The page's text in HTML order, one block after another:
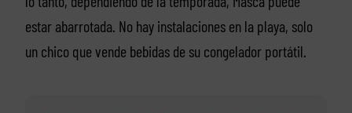
estar abarrotada. No hay instalaciones en la playa, solo
un chico que vende bebidas de su congelador portátil.